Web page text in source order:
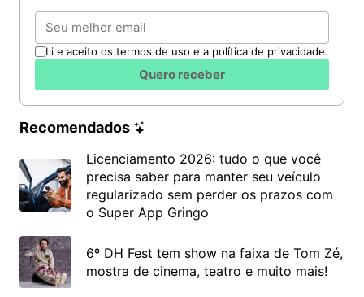
Email
Li e aceito os termos de uso e a política de privacidade.
Quero receber
Recomendados
Licenciamento 2026: tudo o que você
precisa saber para manter seu veículo
regularizado sem perder os prazos com
o Super App Gringo
6º DH Fest tem show na faixa de Tom Zé,
mostra de cinema, teatro e muito mais!